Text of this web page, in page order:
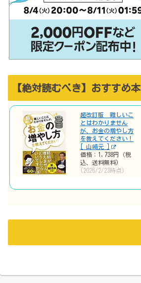
【絶対読むべき】おすすめ本
超改訂版 難しいこ
とはわかりません
が、お金の増やし方
を教えてください！
[ 山崎元 ]
価格：1,738円（税
込、送料無料)
(2026/2/23時点)